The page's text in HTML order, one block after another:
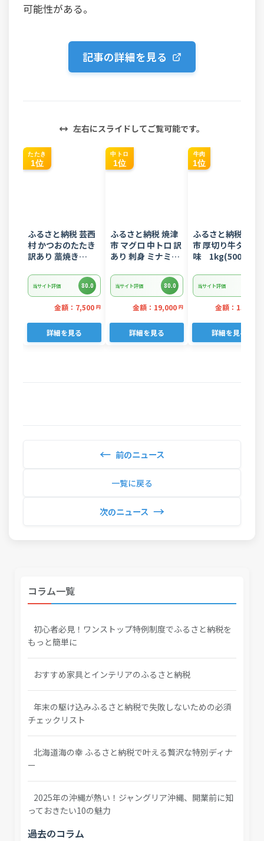
可能性がある。
記事の詳細を見る
左右にスライドしてご覧可能です。
たたき
1位
ふるさと納税 芸西
村 かつおのたたき
訳あり 藁焼き
【KYF027】
当サイト評価 80.0
金額：7,500 円
詳細を見る
中トロ
1位
ふるさと納税 焼津
市 マグロ 中トロ 訳
あり 刺身 ミナミマ
とし 約700g(a18-
110)
当サイト評価 80.0
金額：19,000 円
詳細を見る
牛肉
1位
ふるさと納税 花巻
市 厚切り牛タン塩
味 1kg(500g×2
当サイト評価
金額：15,000
詳細を見る
← 前のニュース
一覧に戻る
次のニュース →
コラム一覧
初心者必見！ワンストップ特例制度でふるさと納税を
もっと簡単に
おすすめ家具とインテリアのふるさと納税
年末の駆け込みふるさと納税で失敗しないための必須
チェックリスト
北海道海の幸 ふるさと納税で叶える贅沢な特別ディナ
ー
2025年の沖縄が熱い！ジャングリア沖縄、開業前に知
っておきたい10の魅力
過去のコラム